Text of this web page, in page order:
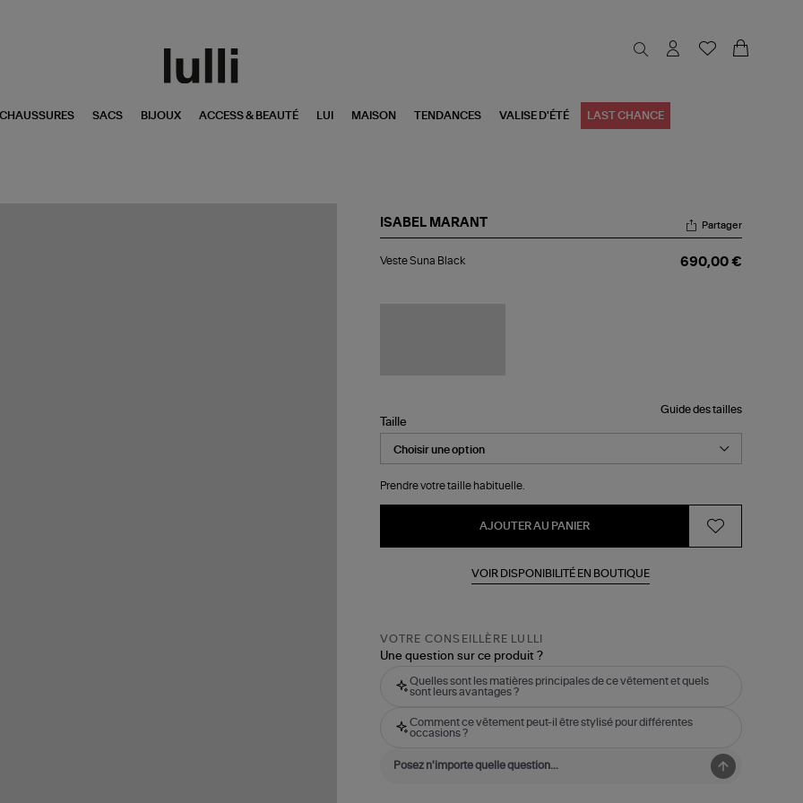
CHAUSSURES SACS BIJOUX ACCESS & BEAUTÉ LUI MAISON TENDANCES VALISE D'ÉTÉ LAST CHANCE
ISABEL MARANT
Suna
Partager
Veste Suna Black 690,00 €
Guide des tailles
Taille
Prendre votre taille habituelle.
AJOUTER AU PANIER
VOIR DISPONIBILITÉ EN BOUTIQUE
VOTRE CONSEILLÈRE LULLI
Une question sur ce produit ?
Quelles sont les matières principales de ce vêtement et quels
sont leurs avantages ?
Comment ce vêtement peut-il être stylisé pour différentes
occasions ?